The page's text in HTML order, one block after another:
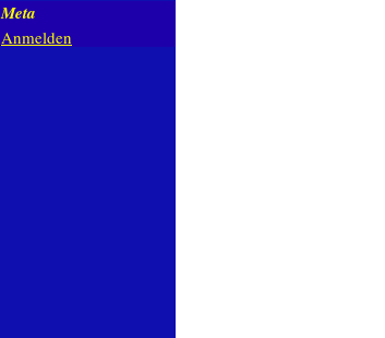
Meta
Anmelden